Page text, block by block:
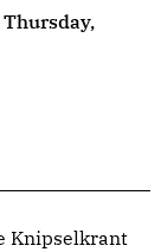
Knipselkrant